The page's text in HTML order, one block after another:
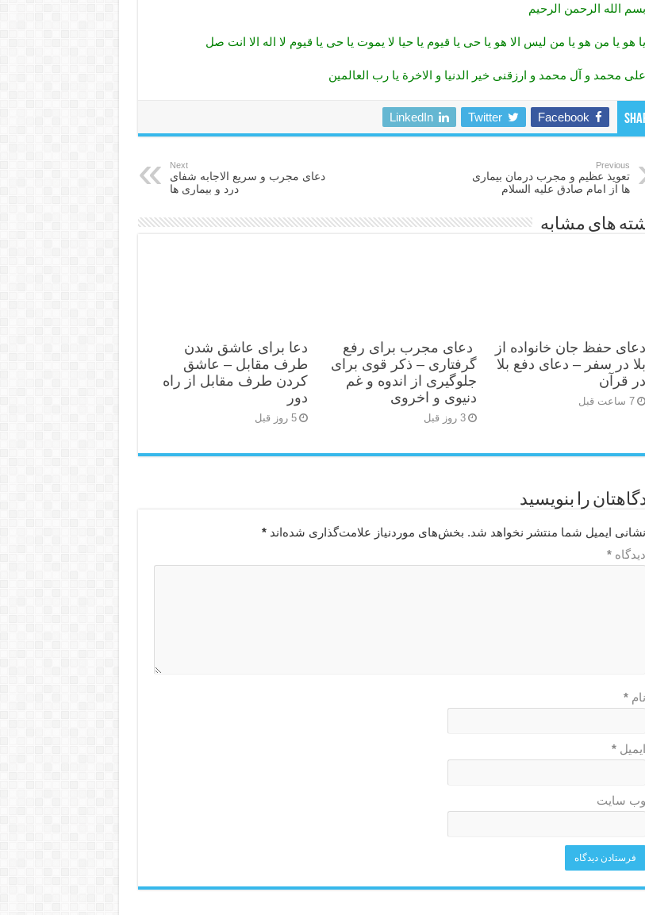
بسم الله الرحمن الرحیم
یا هو یا من هو یا من لیس الا هو یا حی یا قیوم یا حیا لا یموت یا حی یا قیوم لا اله الا انت صل
علی محمد و آل محمد و ارزقنی خیر الدنیا و الاخرة یا رب العالمین
Facebook
Twitter
LinkedIn
Previous
تعویذ عظیم و مجرب درمان بیماری
ها از امام صادق علیه السلام
Next
دعای مجرب و سریع الاجابه شفای
درد و بیماری ها
های مشابه
دعای حفظ جان خانواده از
بلا در سفر – دعای دفع بلا
در قرآن
7 ساعت قبل
دعای مجرب برای رفع
گرفتاری – ذکر قوی برای
جلوگیری از اندوه و غم
دنیوی و اخروی
3 روز قبل
دعا برای عاشق شدن
طرف مقابل – عاشق
کردن طرف مقابل از راه
دور
5 روز قبل
را بنویسید
نشانی ایمیل شما منتشر نخواهد شد. بخش‌های موردنیاز علامت‌گذاری شده‌اند*
دیدگاه*
نام*
ایمیل*
وب‌ سایت